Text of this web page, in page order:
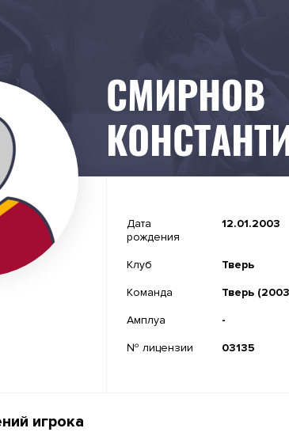
СМИРНОВ
Дата
рождения
12.01.2003
Клуб Тверь
Команда Тверь
Амплуа -
№ лицензии 03135
игрока